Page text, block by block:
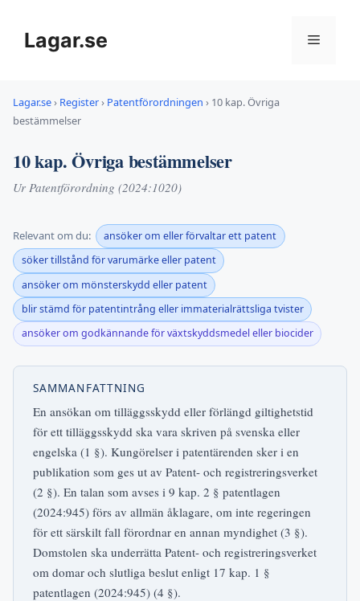
innehållLagar.se Meny
Lagar.se› Register› Patentförordningen › 10 kap. Övriga
bestämmelser
10 kap. Övriga bestämmelser
Ur Patentförordning (2024:1020)
Relevant om du:
ansöker om eller förvaltar ett patent
söker tillstånd för varumärke eller patent
ansöker om mönsterskydd eller patent
blir stämd för patentintrång eller immaterialrättsliga tvister
ansöker om godkännande för växtskyddsmedel eller biocider
SAMMANFATTNING
En ansökan om tilläggsskydd eller förlängd giltighetstid
för ett tilläggsskydd ska vara skriven på svenska eller
engelska (1 §). Kungörelser i patentärenden sker i en
publikation som ges ut av Patent- och registreringsverket
(2 §). En talan som avses i 9 kap. 2 § patentlagen
(2024:945) förs av allmän åklagare, om inte regeringen
för ett särskilt fall förordnar en annan myndighet (3 §).
Domstolen ska underrätta Patent- och registreringsverket
om domar och slutliga beslut enligt 17 kap. 1 §
patentlagen (2024:945) (4 §).